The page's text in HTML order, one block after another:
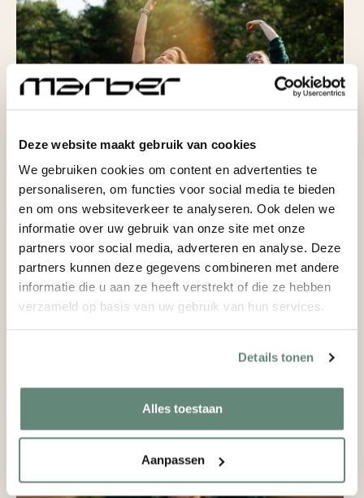
Deze website maakt gebruik van cookies
We gebruiken cookies om content en advertenties te
personaliseren, om functies voor social media te bieden
en om ons websiteverkeer te analyseren. Ook delen we
informatie over uw gebruik van onze site met onze
partners voor social media, adverteren en analyse. Deze
partners kunnen deze gegevens combineren met andere
informatie die u aan ze heeft verstrekt of die ze hebben
verzameld op basis van uw gebruik van hun services.
Details tonen
Alles toestaan
Aanpassen
Loving Bond – Retraite voor moeder
en dochter
Een ode aan de unieke band tussen moeder en dochter –
een dag om elkaar (opnieuw) echt te leren kennen, ver
bewegen, creatief bezig zijn en ontspannen, gesteund